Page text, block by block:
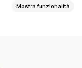
Mostra funzionalità